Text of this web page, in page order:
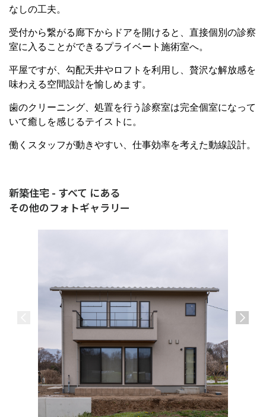
なしの工夫。
受付から繋がる廊下からドアを開けると、直接個別の診察
室に入ることができるプライベート施術室へ。
平屋ですが、勾配天井やロフトを利用し、贅沢な解放感を
味わえる空間設計を愉しめます。
歯のクリーニング、処置を行う診察室は完全個室になって
いて癒しを感じるテイストに。
働くスタッフが動きやすい、仕事効率を考えた動線設計。
新築住宅 - すべて にある
その他のフォトギャラリー